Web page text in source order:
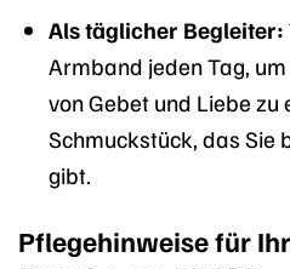
Als täglicher Begleiter:
Armband jeden Tag,
von Gebet und Liebe zu
Schmuckstück, das Sie
gibt.
Pflegehinweise für